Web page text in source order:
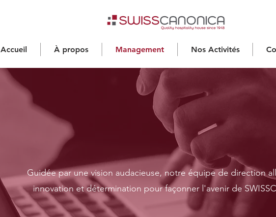
Accueil À propos Management Nos Activités
L'équipe de
Guidée par une vision audacieuse, notre équipe de direction
innovation et détermination pour façonner l'avenir de